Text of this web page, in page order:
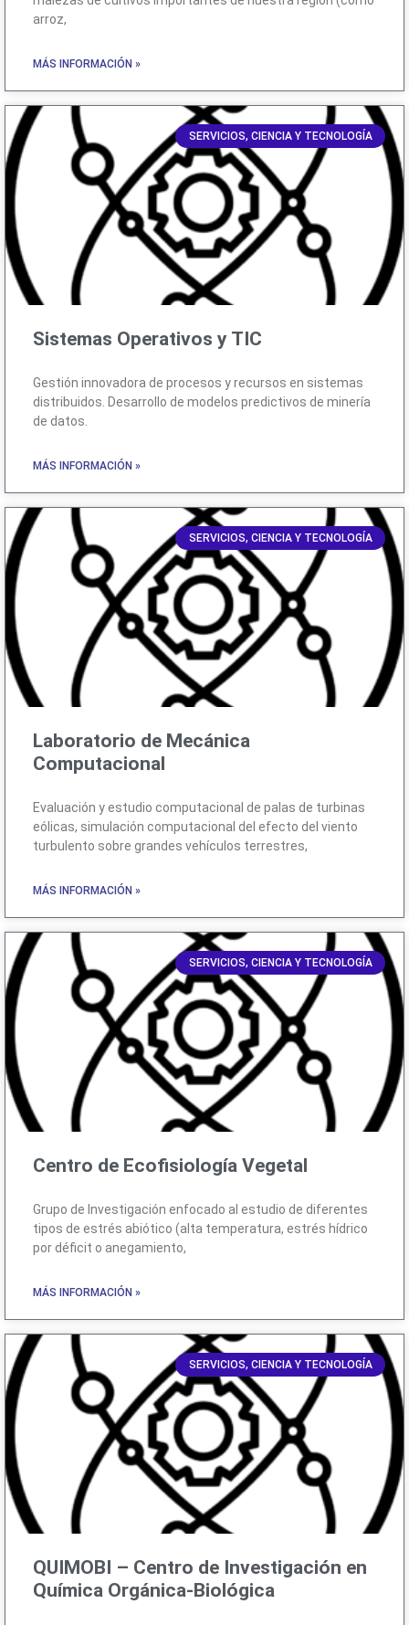
arroz,
MÁS INFORMACIÓN »
SERVICIOS, CIENCIA Y TECNOLOGÍA
Sistemas Operativos y TIC
Gestión innovadora de procesos y recursos en sistemas
distribuidos. Desarrollo de modelos predictivos de minería
de datos.
MÁS INFORMACIÓN »
SERVICIOS, CIENCIA Y TECNOLOGÍA
Laboratorio de Mecánica
Computacional
Evaluación y estudio computacional de palas de turbinas
eólicas, simulación computacional del efecto del viento
turbulento sobre grandes vehículos terrestres,
MÁS INFORMACIÓN »
SERVICIOS, CIENCIA Y TECNOLOGÍA
Centro de Ecofisiología Vegetal
Grupo de Investigación enfocado al estudio de diferentes
tipos de estrés abiótico (alta temperatura, estrés hídrico
por déficit o anegamiento,
MÁS INFORMACIÓN »
SERVICIOS, CIENCIA Y TECNOLOGÍA
QUIMOBI – Centro de Investigación en
Química Orgánica-Biológica